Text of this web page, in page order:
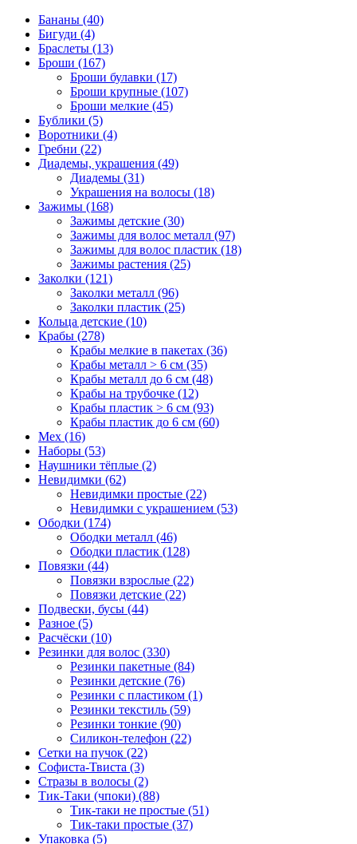
Бананы (40)
Бигуди (4)
Браслеты (13)
Броши (167)
Броши булавки (17)
Броши крупные (107)
Броши мелкие (45)
Бублики (5)
Воротники (4)
Гребни (22)
Диадемы, украшения (49)
Диадемы (31)
Украшения на волосы (18)
Зажимы (168)
Зажимы детские (30)
Зажимы для волос металл (97)
Зажимы для волос пластик (18)
Зажимы растения (25)
Заколки (121)
Заколки металл (96)
Заколки пластик (25)
Кольца детские (10)
Крабы (278)
Крабы мелкие в пакетах (36)
Крабы металл > 6 см (35)
Крабы металл до 6 см (48)
Крабы на трубочке (12)
Крабы пластик > 6 см (93)
Крабы пластик до 6 см (60)
Мех (16)
Наборы (53)
Наушники тёплые (2)
Невидимки (62)
Невидимки простые (22)
Невидимки с украшением (53)
Ободки (174)
Ободки металл (46)
Ободки пластик (128)
Повязки (44)
Повязки взрослые (22)
Повязки детские (22)
Подвески, бусы (44)
Разное (5)
Расчёски (10)
Резинки для волос (330)
Резинки пакетные (84)
Резинки детские (76)
Резинки с пластиком (1)
Резинки текстиль (59)
Резинки тонкие (90)
Силикон-телефон (22)
Сетки на пучок (22)
Софиста-Твиста (3)
Стразы в волосы (2)
Тик-Таки (чпоки) (88)
Тик-таки не простые (51)
Тик-таки простые (37)
Упаковка (5)